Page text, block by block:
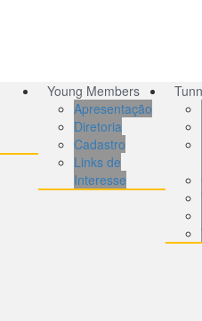
Young Members
Apresentação
Diretoria
Cadastro
Links de
Interesse